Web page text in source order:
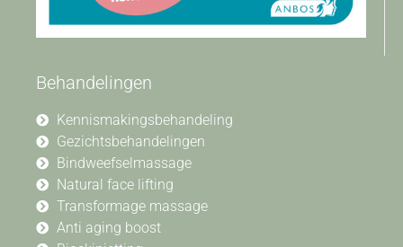
Behandelingen
Kennismakingsbehandeling
Gezichtsbehandelingen
Bindweefselmassage
Natural face lifting
Transformage massage
Anti aging boost